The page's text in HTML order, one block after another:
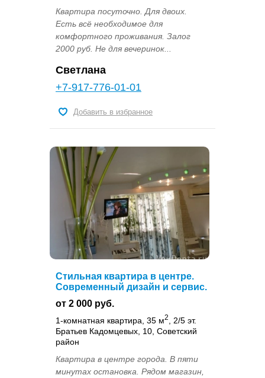
Квартира посуточно. Для двоих.
Есть всё необходимое для
комфортного проживания. Залог
2000 руб. Не для вечеринок...
Светлана
+7-917-776-01-01
Добавить в избранное
Стильная квартира в центре.
Современный дизайн и сервис.
от 2 000 руб.
1-комнатная квартира, 35 м2
, 2/5 эт.
Братьев Кадомцевых, 10, Советский
район
Квартира в центре города. В пяти
минутах остановка. Рядом магазин,